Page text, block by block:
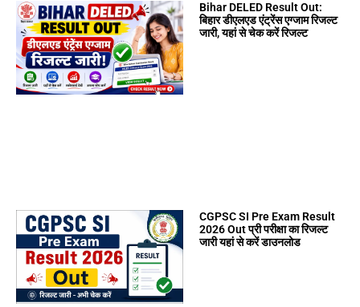
Bihar DELED Result Out:
बिहार डीएलएड एंट्रेंस एग्जाम रिजल्ट
जारी, यहां से चेक करें रिजल्ट
CGPSC SI Pre Exam Result
2026 Out प्री परीक्षा का रिजल्ट
जारी यहां से करें डाउनलोड